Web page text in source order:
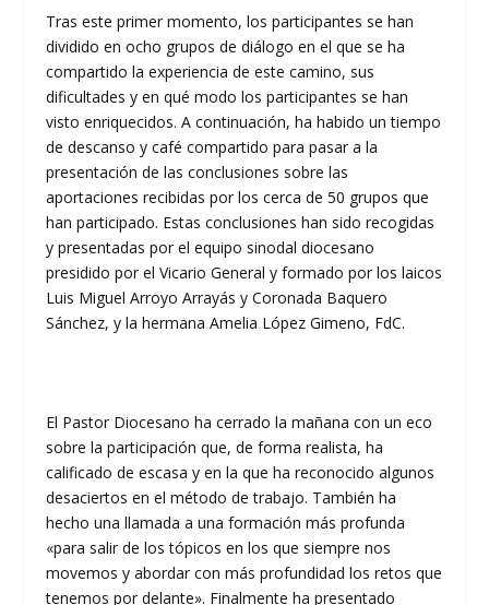
Tras este primer momento, los participantes se han
dividido en ocho grupos de diálogo en el que se ha
compartido la experiencia de este camino, sus
dificultades y en qué modo los participantes se han
visto enriquecidos. A continuación, ha habido un tiempo
de descanso y café compartido para pasar a la
presentación de las conclusiones sobre las
aportaciones recibidas por los cerca de 50 grupos que
han participado. Estas conclusiones han sido recogidas
y presentadas por el equipo sinodal diocesano
presidido por el Vicario General y formado por los laicos
Luis Miguel Arroyo Arrayás y Coronada Baquero
Sánchez, y la hermana Amelia López Gimeno, FdC.
El Pastor Diocesano ha cerrado la mañana con un eco
sobre la participación que, de forma realista, ha
calificado de escasa y en la que ha reconocido algunos
desaciertos en el método de trabajo. También ha
hecho una llamada a una formación más profunda
«para salir de los tópicos en los que siempre nos
movemos y abordar con más profundidad los retos que
tenemos por delante». Finalmente ha presentado